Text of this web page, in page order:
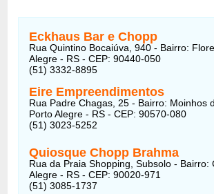
Eckhaus Bar e Chopp
Rua Quintino Bocaiúva, 940 - Bairro:
Alegre - RS - CEP: 90440-050
(51) 3332-8895
Eire Empreendimentos
Rua Padre Chagas, 25 - Bairro: Moinhos
Porto Alegre - RS - CEP: 90570-080
(51) 3023-5252
Quiosque Chopp Brahma
Rua da Praia Shopping, Subsolo - Bairro:
Alegre - RS - CEP: 90020-971
(51) 3085-1737